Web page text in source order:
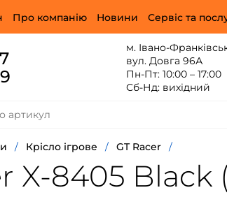
Про компанію Новини Сервіс та
м. Івано-
вул. Довга 96А
Пн-Пт: 10:00 – 17:00
Сб-Нд: вихідний
/ Крісло ігрове / GT Racer /
X-8405